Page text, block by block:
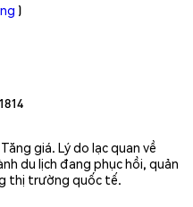
)
giá. Lý do lạc quan về
du lịch đang phục hồi, quản
thị trường quốc tế.